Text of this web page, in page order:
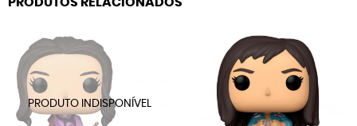
PRODUTOS RELACIONADOS